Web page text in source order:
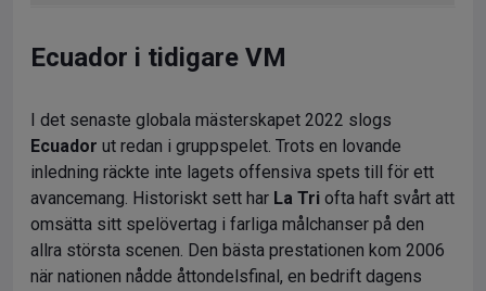
Ecuador i tidigare VM
I det senaste globala mästerskapet 2022 slogs
Ecuador ut redan i gruppspelet. Trots en lovande
inledning räckte inte lagets offensiva spets till för ett
avancemang. Historiskt sett har La Tri ofta haft svårt att
omsätta sitt spelövertag i farliga målchanser på den
allra största scenen. Den bästa prestationen kom 2006
när nationen nådde åttondelsfinal, en bedrift dagens